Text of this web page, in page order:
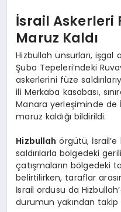
İsrail Askerleri
Maruz Kaldı
Hizbullah unsurları, işgal
Şuba Tepeleri’ndeki
askerlerini füze
ili Merkaba kasabası,
Manara yerleşiminde de
maruz kaldığı bildirildi.
Hizbullah örgütü,
saldırılarla bölgedeki
çatışmaların bölgedeki
belirtilirken, taraflar
İsrail ordusu da
durumun yakından